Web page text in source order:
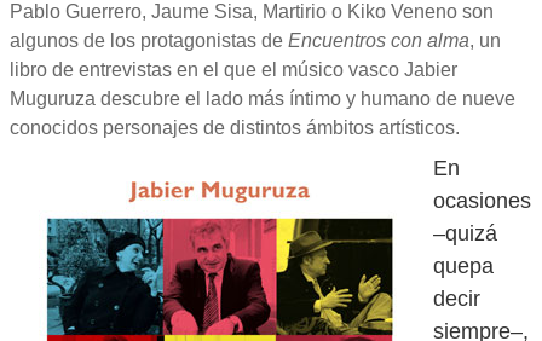
Pablo Guerrero, Jaume Sisa, Martirio o Kiko Veneno son
algunos de los protagonistas de Encuentros con alma, un
libro de entrevistas en el que el músico vasco Jabier
Muguruza descubre el lado más íntimo y humano de nueve
conocidos personajes de distintos ámbitos artísticos.
En
ocasiones
–quizá
quepa
decir
siempre–,